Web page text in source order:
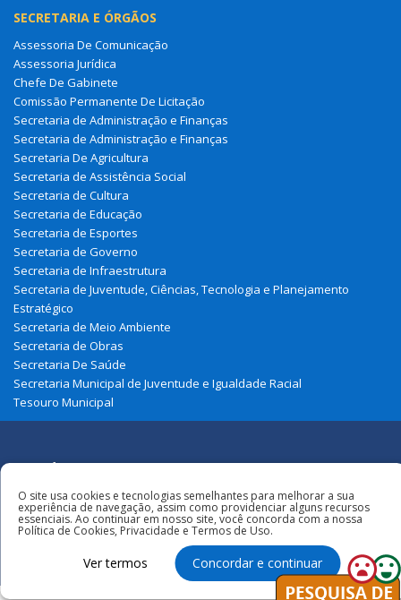
SECRETARIA E ÓRGÃOS
Assessoria De Comunicação
Assessoria Jurídica
Chefe De Gabinete
Comissão Permanente De Licitação
Secretaria de Administração e Finanças
Secretaria de Administração e Finanças
Secretaria De Agricultura
Secretaria de Assistência Social
Secretaria de Cultura
Secretaria de Educação
Secretaria de Esportes
Secretaria de Governo
Secretaria de Infraestrutura
Secretaria de Juventude, Ciências, Tecnologia e Planejamento
Estratégico
Secretaria de Meio Ambiente
Secretaria de Obras
Secretaria De Saúde
Secretaria Municipal de Juventude e Igualdade Racial
Tesouro Municipal
Redes
Sociais
Todos os direitos reservados à
Prefeitura Municipal de Cajari
O site usa cookies e tecnologias semelhantes para melhorar a sua
experiência de navegação, assim como providenciar alguns recursos
essenciais. Ao continuar em nosso site, você concorda com a nossa
Política de Cookies, Privacidade e Termos de Uso.
Ver termos Concordar e continuar